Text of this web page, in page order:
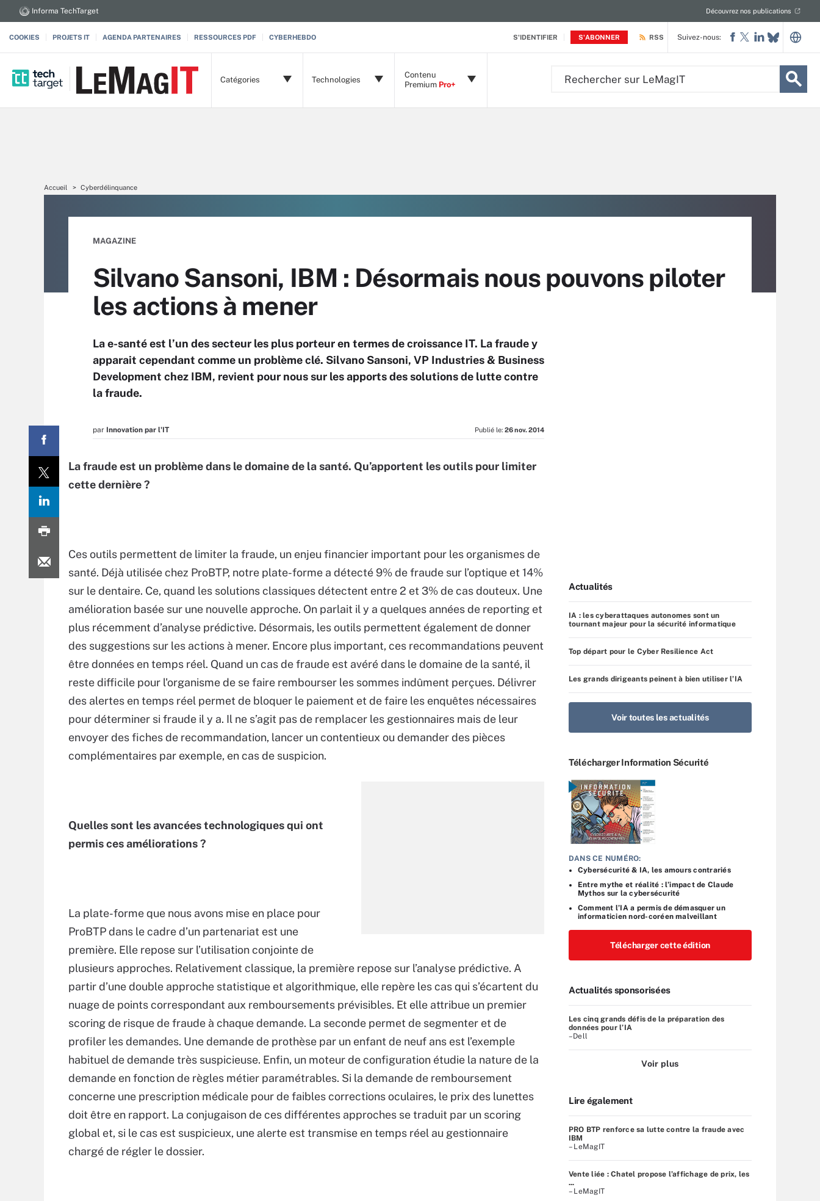
S'IDENTIFIER S'ABONNER
Informa TechTarget Découvrez nos publications
COOKIES PROJETS IT AGENDA PARTENAIRES RESSOURCES PDF CYBERHEBDO RSS
Catégories Technologies
Contenu
Premium Pro+
Suivez-nous:
Accueil Cyberdélinquance
MAGAZINE
Silvano Sansoni, IBM : Désormais nous pouvons piloter
les actions à mener
La e-santé est l’un des secteur les plus porteur en termes de croissance IT. La fraude y
apparait cependant comme un problème clé. Silvano Sansoni, VP Industries & Business
Development chez IBM, revient pour nous sur les apports des solutions de lutte contre
la fraude.
par Innovation par l'IT Publié le: 26 nov. 2014
La fraude est un problème dans le domaine de la santé. Qu’apportent les outils pour limiter
cette dernière ?
Ces outils permettent de limiter la fraude, un enjeu financier important pour les organismes de
santé. Déjà utilisée chez ProBTP, notre plate-forme a détecté 9% de fraude sur l’optique et 14%
sur le dentaire. Ce, quand les solutions classiques détectent entre 2 et 3% de cas douteux. Une
amélioration basée sur une nouvelle approche. On parlait il y a quelques années de reporting et
plus récemment d’analyse prédictive. Désormais, les outils permettent également de donner
des suggestions sur les actions à mener. Encore plus important, ces recommandations peuvent
être données en temps réel. Quand un cas de fraude est avéré dans le domaine de la santé, il
reste difficile pour l'organisme de se faire rembourser les sommes indûment perçues. Délivrer
des alertes en temps réel permet de bloquer le paiement et de faire les enquêtes nécessaires
pour déterminer si fraude il y a. Il ne s’agit pas de remplacer les gestionnaires mais de leur
envoyer des fiches de recommandation, lancer un contentieux ou demander des pièces
complémentaires par exemple, en cas de suspicion.
Quelles sont les avancées technologiques qui ont
permis ces améliorations ?
La plate-forme que nous avons mise en place pour
ProBTP dans le cadre d’un partenariat est une
première. Elle repose sur l’utilisation conjointe de
plusieurs approches. Relativement classique, la première repose sur l’analyse prédictive. A
partir d’une double approche statistique et algorithmique, elle repère les cas qui s’écartent du
nuage de points correspondant aux remboursements prévisibles. Et elle attribue un premier
scoring de risque de fraude à chaque demande. La seconde permet de segmenter et de
profiler les demandes. Une demande de prothèse par un enfant de neuf ans est l’exemple
habituel de demande très suspicieuse. Enfin, un moteur de configuration étudie la nature de la
demande en fonction de règles métier paramétrables. Si la demande de remboursement
concerne une prescription médicale pour de faibles corrections oculaires, le prix des lunettes
doit être en rapport. La conjugaison de ces différentes approches se traduit par un scoring
global et, si le cas est suspicieux, une alerte est transmise en temps réel au gestionnaire
chargé de régler le dossier.
Actualités
IA : les cyberattaques autonomes sont un
tournant majeur pour la sécurité informatique
Top départ pour le Cyber Resilience Act
Les grands dirigeants peinent à bien utiliser l’IA
Voir toutes les actualités
Télécharger Information Sécurité
DANS CE NUMÉRO:
Cybersécurité & IA, les amours contrariés
Entre mythe et réalité : l’impact de Claude
Mythos sur la cybersécurité
Comment l’IA a permis de démasquer un
informaticien nord-coréen malveillant
Télécharger cette édition
Actualités sponsorisées
Les cinq grands défis de la préparation des
données pour l’IA
–Dell
Voir plus
Lire également
PRO BTP renforce sa lutte contre la fraude avec
IBM
– LeMagIT
Vente liée : Chatel propose l’affichage de prix, les
...
– LeMagIT